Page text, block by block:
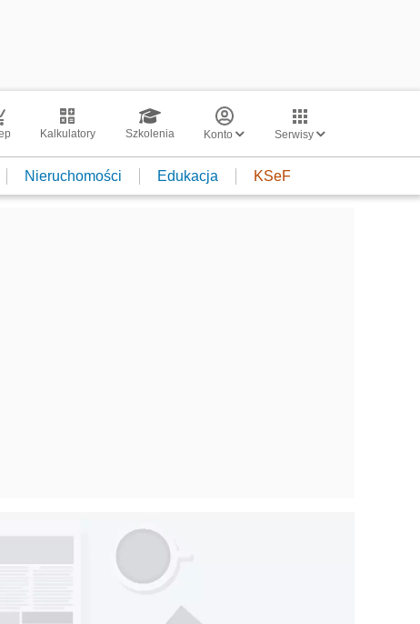
Kalkulatory Szkolenia Konto Serwisy
Nieruchomości Edukacja KSeF